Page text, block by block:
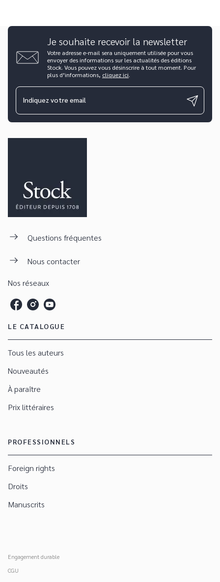
Je souhaite recevoir la newsletter
Votre adresse e-mail sera uniquement utilisée pour vous
envoyer des informations sur les actualités des éditions
Stock. Vous pouvez vous désinscrire à tout moment. Pour
plus d’informations, cliquez ici.
Indiquez votre email
Questions fréquentes
Nous contacter
Nos réseaux
LE CATALOGUE
Tous les auteurs
Nouveautés
À paraître
Prix littéraires
PROFESSIONNELS
Foreign rights
Droits
Manuscrits
Engagement durable
CGU